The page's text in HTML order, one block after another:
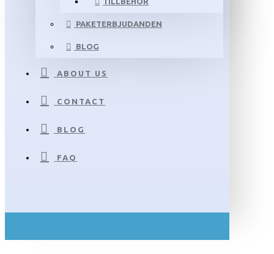
PAKETERBJUDANDEN
BLOG
ABOUT US
CONTACT
BLOG
FAQ